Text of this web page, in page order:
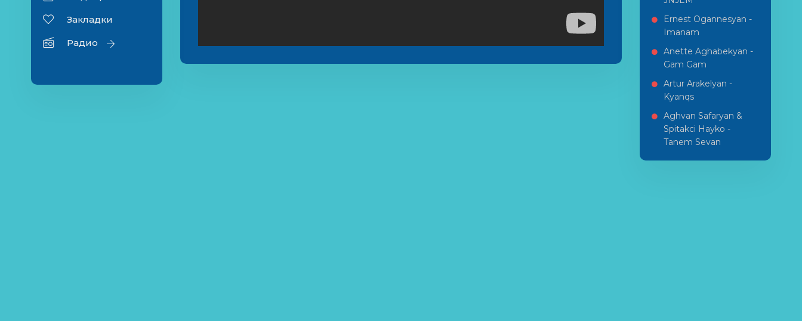
Закладки
Радио
Ernest Ogannesyan -
Imanam
Anette Aghabekyan -
Gam Gam
Artur Arakelyan -
Kyanqs
Aghvan Safaryan &
Spitakci Hayko -
Tanem Sevan